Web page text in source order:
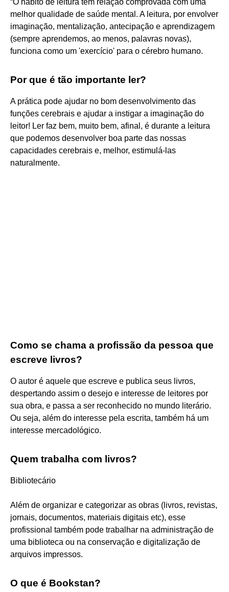
melhor qualidade de saúde mental. A leitura, por envolver
imaginação, mentalização, antecipação e aprendizagem
(sempre aprendemos, ao menos, palavras novas),
funciona como um 'exercício' para o cérebro humano.
Por que é tão importante ler?
A prática pode ajudar no bom desenvolvimento das
funções cerebrais e ajudar a instigar a imaginação do
leitor! Ler faz bem, muito bem, afinal, é durante a leitura
que podemos desenvolver boa parte das nossas
capacidades cerebrais e, melhor, estimulá-las
naturalmente.
Como se chama a profissão da pessoa que
escreve livros?
O autor é aquele que escreve e publica seus livros,
despertando assim o desejo e interesse de leitores por
sua obra, e passa a ser reconhecido no mundo literário.
Ou seja, além do interesse pela escrita, também há um
interesse mercadológico.
Quem trabalha com livros?
Bibliotecário
Além de organizar e categorizar as obras (livros, revistas,
jornais, documentos, materiais digitais etc), esse
profissional também pode trabalhar na administração de
uma biblioteca ou na conservação e digitalização de
arquivos impressos.
O que é Bookstan?